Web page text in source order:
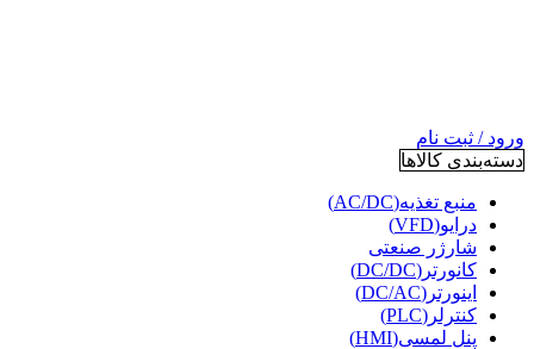
ورود / ثبت نام
دسته‌بندی کالاها
منبع تغذیه(AC/DC)
درایو(VFD)
شارژر صنعتی
کانورتر(DC/DC)
اینورتر(DC/AC)
کنترلر(PLC)
پنل لمسی(HMI)